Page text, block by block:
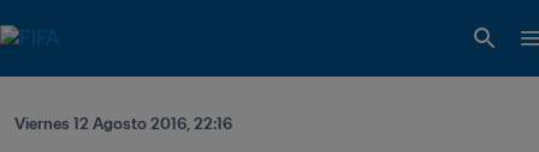
Viernes 12 Agosto 2016, 22:16